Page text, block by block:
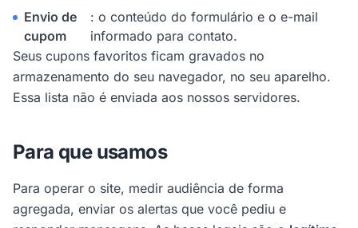
Envio de
cupom
: o conteúdo do formulário e o e-mail
informado para contato.
Seus cupons favoritos ficam gravados no
armazenamento do seu navegador, no seu aparelho.
Essa lista não é enviada aos nossos servidores.
Para que usamos
Para operar o site, medir audiência de forma
agregada, enviar os alertas que você pediu e